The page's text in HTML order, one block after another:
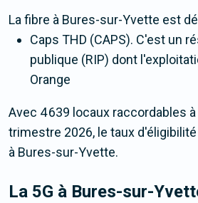
La fibre à Bures-sur-Yvette est
Caps THD (CAPS). C'est un
publique (RIP) dont
Orange
Avec 4 639 locaux raccordables
trimestre 2026, le taux
à Bures-sur-Yvette.
La 5G à Bures-sur-